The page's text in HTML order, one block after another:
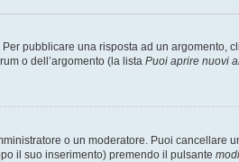
pubblicare una risposta ad un argomento,
o dell’argomento (la lista Puoi aprire nuovi
o un moderatore. Puoi
il suo inserimento) premendo il pulsante